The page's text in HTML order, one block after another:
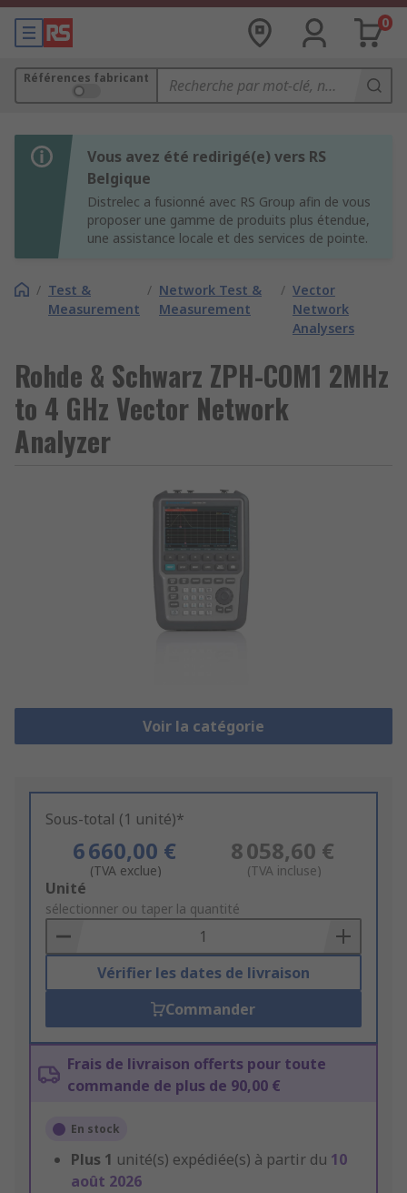
0
Références fabricant
Vous avez été redirigé(e) vers RS
Belgique
Distrelec a fusionné avec RS Group afin de vous
proposer une gamme de produits plus étendue,
une assistance locale et des services de pointe.
/ Test &
Measurement
/ Network Test &
Measurement
/ Vector
Network
Analysers
Rohde & Schwarz ZPH-COM1 2MHz
to 4 GHz Vector Network
Analyzer
Voir la catégorie
Sous-total (1 unité)*
6 660,00 €
(TVA exclue)
8 058,60 €
(TVA incluse)
Add
to
Basket
Unité
sélectionner ou taper la quantité
Vérifier les dates de livraison
Commander
Frais de livraison offerts pour toute
commande de plus de 90,00 €
En stock
Plus 1 unité(s) expédiée(s) à partir du 10
août 2026